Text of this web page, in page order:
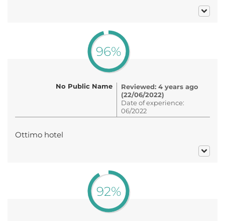
96%
No Public Name
Reviewed: 4 years ago
(22/06/2022)
Date of experience:
06/2022
Ottimo hotel
92%